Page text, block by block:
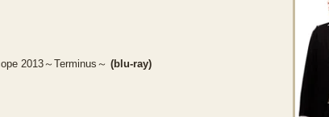
2013～Terminus～(blu-ray)